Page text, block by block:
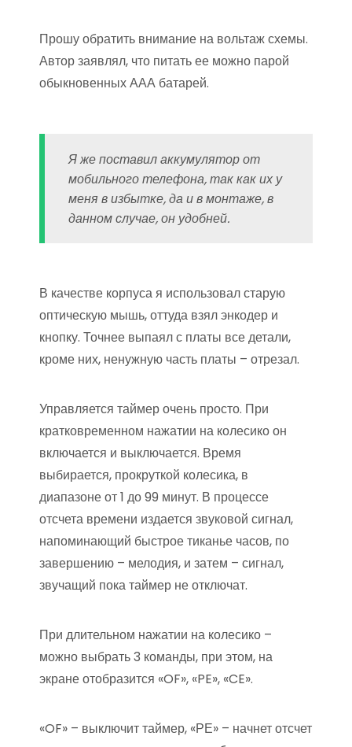
Прошу обратить внимание на вольтаж схемы.
Автор заявлял, что питать ее можно парой
обыкновенных ААА батарей.
Я же поставил аккумулятор от
мобильного телефона, так как их у
меня в избытке, да и в монтаже, в
данном случае, он удобней.
В качестве корпуса я использовал старую
оптическую мышь, оттуда взял энкодер и
кнопку. Точнее выпаял с платы все детали,
кроме них, ненужную часть платы – отрезал.
Управляется таймер очень просто. При
кратковременном нажатии на колесико он
включается и выключается. Время
выбирается, прокруткой колесика, в
диапазоне от 1 до 99 минут. В процессе
отсчета времени издается звуковой сигнал,
напоминающий быстрое тиканье часов, по
завершению – мелодия, и затем – сигнал,
звучащий пока таймер не отключат.
При длительном нажатии на колесико –
можно выбрать 3 команды, при этом, на
экране отобразится «OF», «PE», «CE».
«OF» – выключит таймер, «РЕ» – начнет отсчет